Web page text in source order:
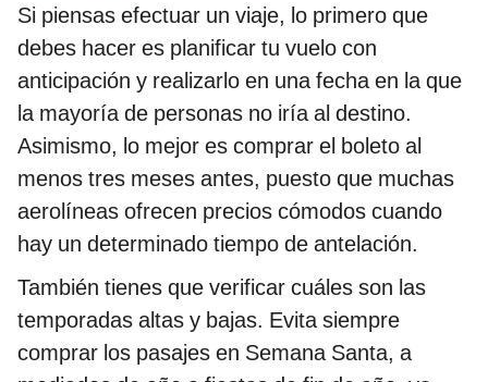
Si piensas efectuar un viaje, lo primero que
debes hacer es planificar tu vuelo con
anticipación y realizarlo en una fecha en la que
la mayoría de personas no iría al destino.
Asimismo, lo mejor es comprar el boleto al
menos tres meses antes, puesto que muchas
aerolíneas ofrecen precios cómodos cuando
hay un determinado tiempo de antelación.
También tienes que verificar cuáles son las
temporadas altas y bajas. Evita siempre
comprar los pasajes en Semana Santa, a